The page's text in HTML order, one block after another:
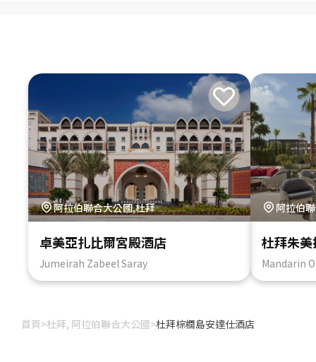
阿拉伯聯合大公國,杜拜
卓美亞扎比爾宮殿酒店
Jumeirah Zabeel Saray
阿拉伯
杜拜朱
Mandarin
首頁>杜拜, 阿拉伯聯合大公國>杜拜棕櫚島安達仕酒店